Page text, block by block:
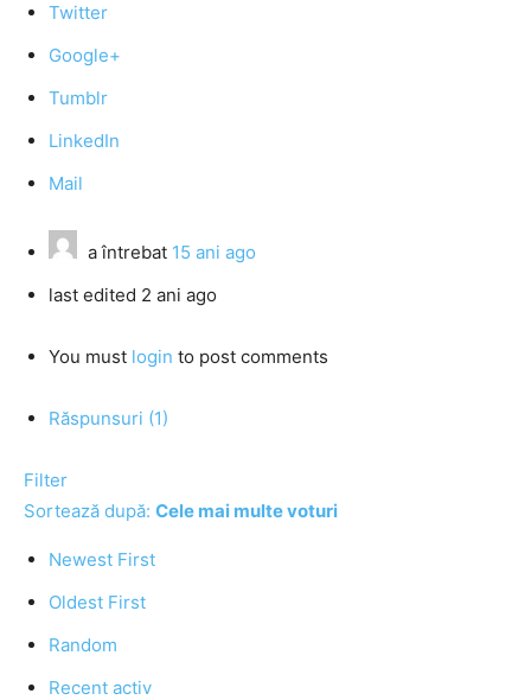
Twitter
Google+
Tumblr
LinkedIn
Mail
a întrebat 15 ani ago
last edited 2 ani ago
You must login to post comments
Răspunsuri (1)
Filter
Sortează după: Cele mai multe voturi
Newest First
Oldest First
Random
Recent activ